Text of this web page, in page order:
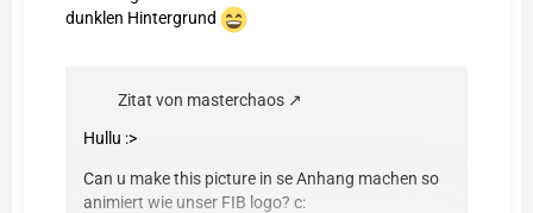
dunklen Hintergrund
Zitat von masterchaos
Hullu :>
Can u make this picture in se Anhang machen so
animiert wie unser FIB logo? c: